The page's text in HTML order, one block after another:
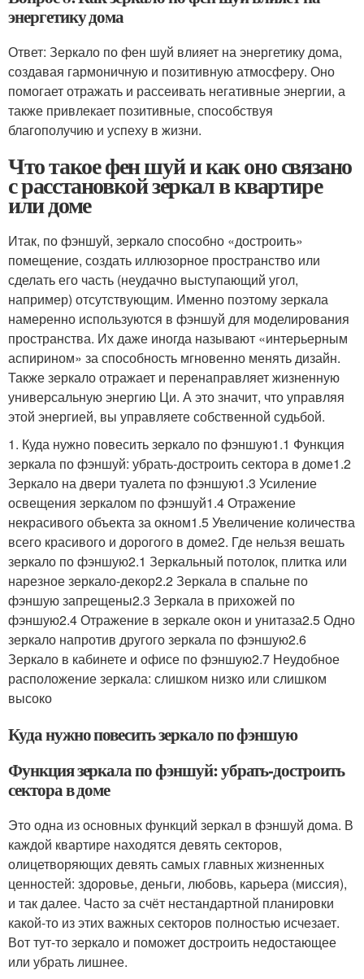
энергетику дома
Ответ: Зеркало по фен шуй влияет на энергетику дома,
создавая гармоничную и позитивную атмосферу. Оно
помогает отражать и рассеивать негативные энергии, а
также привлекает позитивные, способствуя
благополучию и успеху в жизни.
Что такое фен шуй и как оно связано
с расстановкой зеркал в квартире
или доме
Итак, по фэншуй, зеркало способно «достроить»
помещение, создать иллюзорное пространство или
сделать его часть (неудачно выступающий угол,
например) отсутствующим. Именно поэтому зеркала
намеренно используются в фэншуй для моделирования
пространства. Их даже иногда называют «интерьерным
аспирином» за способность мгновенно менять дизайн.
Также зеркало отражает и перенаправляет жизненную
универсальную энергию Ци. А это значит, что управляя
этой энергией, вы управляете собственной судьбой.
1. Куда нужно повесить зеркало по фэншую1.1 Функция
зеркала по фэншуй: убрать-достроить сектора в доме1.2
Зеркало на двери туалета по фэншую1.3 Усиление
освещения зеркалом по фэншуй1.4 Отражение
некрасивого объекта за окном1.5 Увеличение количества
всего красивого и дорогого в доме2. Где нельзя вешать
зеркало по фэншую2.1 Зеркальный потолок, плитка или
нарезное зеркало-декор2.2 Зеркала в спальне по
фэншую запрещены2.3 Зеркала в прихожей по
фэншую2.4 Отражение в зеркале окон и унитаза2.5 Одно
зеркало напротив другого зеркала по фэншую2.6
Зеркало в кабинете и офисе по фэншую2.7 Неудобное
расположение зеркала: слишком низко или слишком
высоко
Куда нужно повесить зеркало по фэншую
Функция зеркала по фэншуй: убрать-достроить
сектора в доме
Это одна из основных функций зеркал в фэншуй дома. В
каждой квартире находятся девять секторов,
олицетворяющих девять самых главных жизненных
ценностей: здоровье, деньги, любовь, карьера (миссия),
и так далее. Часто за счёт нестандартной планировки
какой-то из этих важных секторов полностью исчезает.
Вот тут-то зеркало и поможет достроить недостающее
или убрать лишнее.